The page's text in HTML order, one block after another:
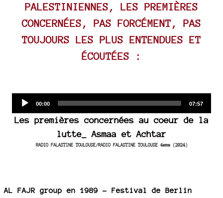
PALESTINIENNES, LES PREMIÈRES
CONCERNÉES, PAS FORCÉMENT, PAS
TOUJOURS LES PLUS ENTENDUES ET
ÉCOUTÉES :
Current
00:00
Total
07:57
Les premières concernées au coeur de la
lutte_ Asmaa et Achtar
RADIO FALASTINE TOULOUSE/RADIO FALASTINE TOULOUSE 4eme (2024)
AL FAJR group en 1989 - Festival de Berlin